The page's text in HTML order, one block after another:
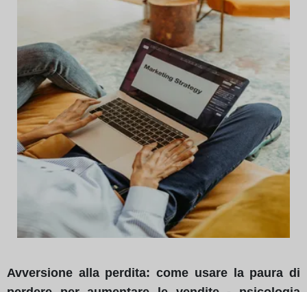
Avversione alla perdita: come usare la paura di